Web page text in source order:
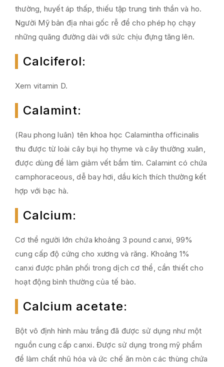
thường, huyết áp thấp, thiếu tập trung tinh thần và ho.
Người Mỹ bản địa nhai gốc rễ để cho phép họ chạy
những quãng đường dài với sức chịu đựng tăng lên.
Calciferol:
Xem vitamin D.
Calamint:
(Rau phong luân) tên khoa học Calamintha officinalis
thu được từ loài cây bụi họ thyme và cây thường xuân,
được dùng để làm giảm vết bầm tím. Calamint có chứa
camphoraceous, dễ bay hơi, dầu kích thích thường kết
hợp với bạc hà.
Calcium:
Cơ thể người lớn chứa khoảng 3 pound canxi, 99%
cung cấp độ cứng cho xương và răng. Khoảng 1%
canxi được phân phối trong dịch cơ thể, cần thiết cho
hoạt động bình thường của tế bào.
Calcium acetate:
Bột vô định hình màu trắng đã được sử dụng như một
nguồn cung cấp canxi. Được sử dụng trong mỹ phẩm
để làm chất nhũ hóa và ức chế ăn mòn các thùng chứa